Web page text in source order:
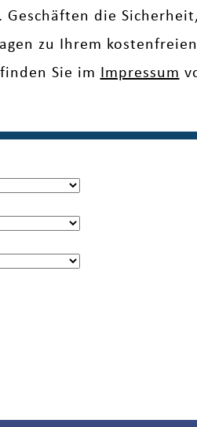
die
zu Ihrem
Sie im Impressum